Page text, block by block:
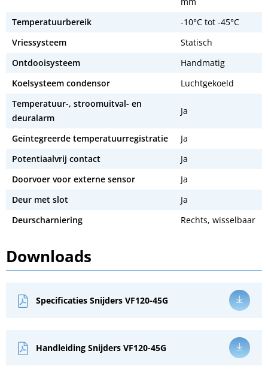
Temperatuurbereik
-10°C tot -45°C
Vriessysteem
Statisch
Ontdooisysteem
Handmatig
Koelsysteem condensor
Luchtgekoeld
Temperatuur-, stroomuitval- en
deuralarm
Ja
Geïntegreerde temperatuurregistratie
Ja
Potentiaalvrij contact
Ja
Doorvoer voor externe sensor
Ja
Deur met slot
Ja
Deurscharniering
Rechts, wisselbaar
Downloads
Specificaties Snijders VF120-45G
Handleiding Snijders VF120-45G